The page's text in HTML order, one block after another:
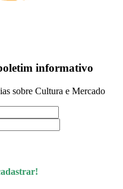
informativo
sobre Cultura e Mercado